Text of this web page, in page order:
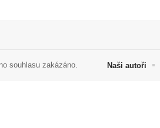
souhlasu zakázáno. Naši autoři